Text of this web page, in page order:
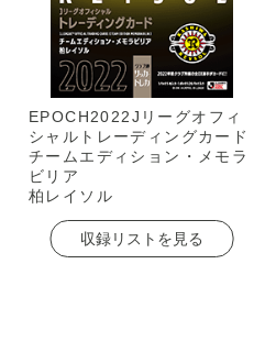
EPOCH2022Jリーグオフィ
シャルトレーディングカード
チームエディション・メモラ
ビリア
柏レイソル
収録リストを見る